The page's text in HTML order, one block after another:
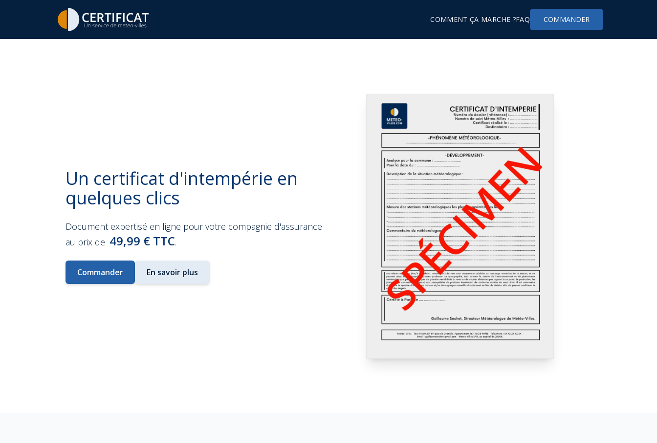
COMMENT ÇA MARCHE ?FAQ COMMANDER
Un certificat d'intempérie en
quelques clics
Document expertisé en ligne pour votre compagnie d'assurance
au prix de 49,99 € TTC.
Commander En savoir plus